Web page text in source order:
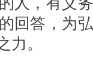
回答，为
。